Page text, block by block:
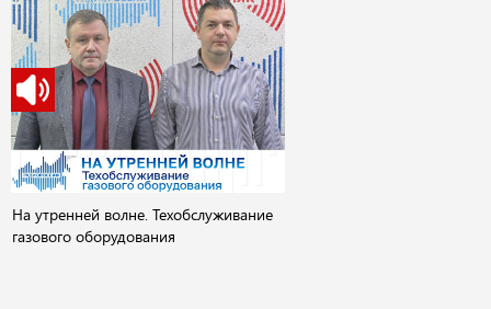
На утренней волне. Техобслуживание
газового оборудования